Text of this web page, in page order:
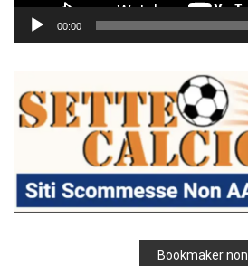
00:00
Bookmaker non